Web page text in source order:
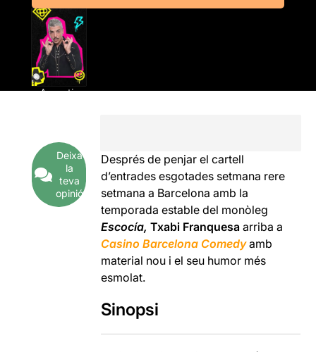
A partir
Deixa
la
teva
opinió
Després de penjar el cartell
d’entrades esgotades setmana rere
setmana a Barcelona amb la
temporada estable del monòleg
Escocía, Txabi Franquesa arriba a
Casino Barcelona Comedy amb
material nou i el seu humor més
esmolat.
Sinopsi